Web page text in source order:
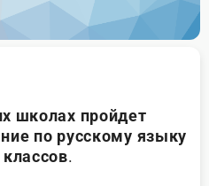
школах пройдет
по русскому языку
.